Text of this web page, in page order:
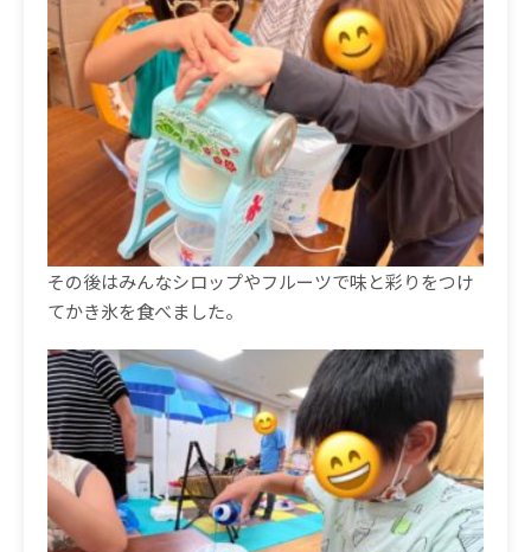
その後はみんなシロップやフルーツで味と彩りをつけ
てかき氷を食べました。